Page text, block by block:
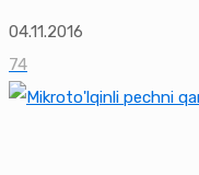
04.11.2016
74